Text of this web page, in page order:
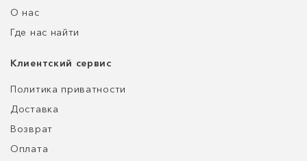
О нас
Где нас найти
Клиентский сервис
Политика приватности
Доставка
Возврат
Оплата